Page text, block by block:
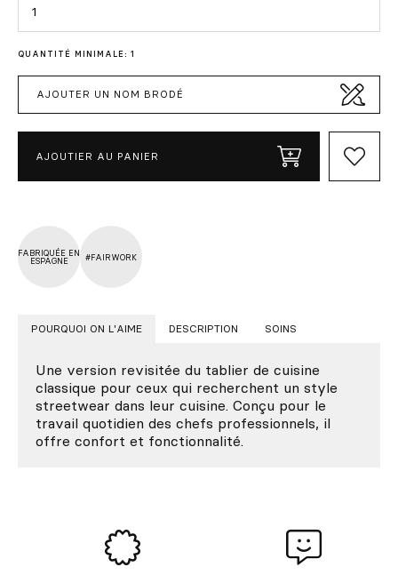
QUANTITÉ MINIMALE: 1
AJOUTER UN NOM BRODÉ
AJOUTIER AU PANIER
FABRIQUÉE EN
ESPAGNE
#FAIRWORK
POURQUOI ON L'AIME DESCRIPTION SOINS
Une version revisitée du tablier de cuisine
classique pour ceux qui recherchent un style
streetwear dans leur cuisine. Conçu pour le
travail quotidien des chefs professionnels, il
offre confort et fonctionnalité.